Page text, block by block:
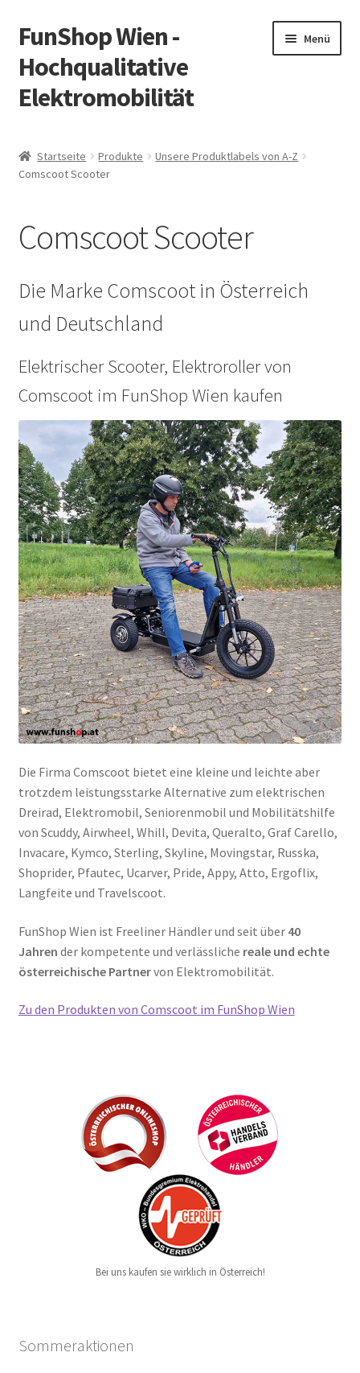
Zur
Navigation
springen
Zum
Inhalt
springen
FunShop Wien -
Hochqualitative
Elektromobilität
Menü
Informationen zur Rechtslage in Österreich
Startseite Produkte
Unsere Produktlabels von A-Z
Comscoot Scooter
Comscoot Scooter
Die Marke Comscoot in Österreich
und Deutschland
Elektrischer Scooter, Elektroroller von
Comscoot im FunShop Wien kaufen
Die Firma Comscoot bietet eine kleine und leichte aber
trotzdem leistungsstarke Alternative zum elektrischen
Dreirad, Elektromobil, Seniorenmobil und Mobilitätshilfe
von Scuddy, Airwheel, Whill, Devita, Queralto, Graf Carello,
Invacare, Kymco, Sterling, Skyline, Movingstar, Russka,
Shoprider, Pfautec, Ucarver, Pride, Appy, Atto, Ergoflix,
Langfeite und Travelscoot.
FunShop Wien ist Freeliner Händler und seit über 40
Jahren der kompetente und verlässliche reale und echte
österreichische Partnervon Elektromobilität.
Zu den Produkten von Comscoot im FunShop Wien
Bei uns kaufen sie wirklich in Österreich!
Sommeraktionen